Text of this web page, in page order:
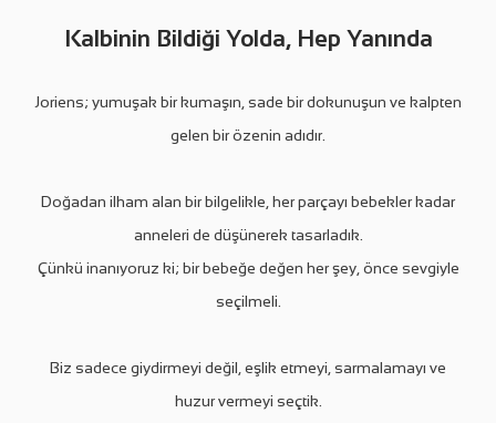
Kalbinin Bildiği Yolda, Hep Yanında
Joriens; yumuşak bir kumaşın, sade bir dokunuşun ve kalpten
gelen bir özenin adıdır.
Doğadan ilham alan bir bilgelikle, her parçayı bebekler kadar
anneleri de düşünerek tasarladık.
Çünkü inanıyoruz ki; bir bebeğe değen her şey, önce sevgiyle
seçilmeli.
Biz sadece giydirmeyi değil, eşlik etmeyi, sarmalamayı ve
huzur vermeyi seçtik.